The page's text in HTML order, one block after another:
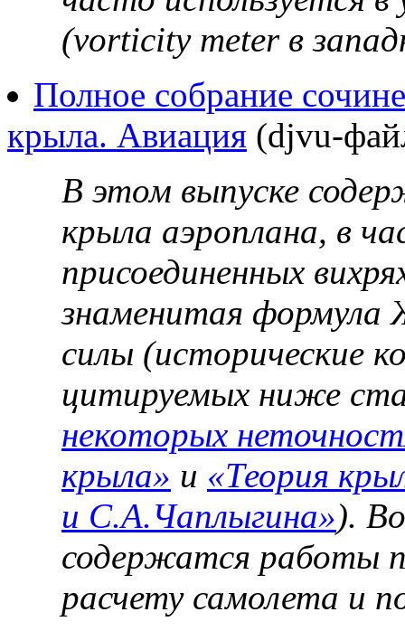
(vorticity meter в
Полное собрание
крыла. Авиация (djvu-
В этом выпуске
крыла аэроплана, в
присоединенных
знаменитая формула
силы (исторические
цитируемых ниже
некоторых
крыла» и «Теория
и С.А.Чаплыгина»).
содержатся работы
расчету самолета и